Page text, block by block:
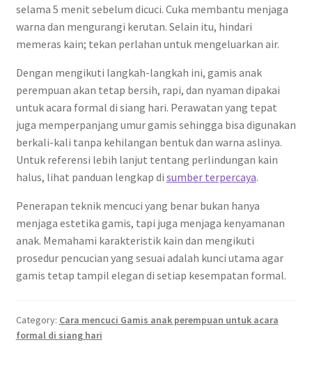
selama 5 menit sebelum dicuci. Cuka membantu menjaga
warna dan mengurangi kerutan. Selain itu, hindari
memeras kain; tekan perlahan untuk mengeluarkan air.
Dengan mengikuti langkah-langkah ini, gamis anak
perempuan akan tetap bersih, rapi, dan nyaman dipakai
untuk acara formal di siang hari. Perawatan yang tepat
juga memperpanjang umur gamis sehingga bisa digunakan
berkali-kali tanpa kehilangan bentuk dan warna aslinya.
Untuk referensi lebih lanjut tentang perlindungan kain
halus, lihat panduan lengkap di sumber terpercaya.
Penerapan teknik mencuci yang benar bukan hanya
menjaga estetika gamis, tapi juga menjaga kenyamanan
anak. Memahami karakteristik kain dan mengikuti
prosedur pencucian yang sesuai adalah kunci utama agar
gamis tetap tampil elegan di setiap kesempatan formal.
Category: Cara mencuci Gamis anak perempuan untuk acara
formal di siang hari